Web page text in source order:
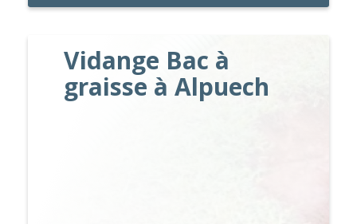
Vidange Bac à
graisse à Alpuech